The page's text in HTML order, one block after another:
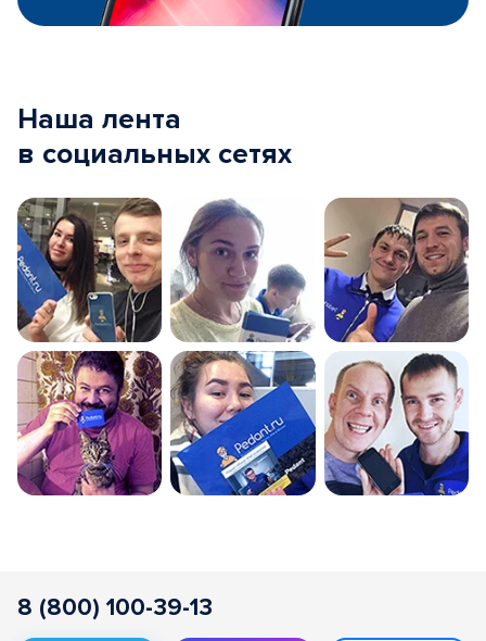
Наша лента
в социальных сетях
8 (800) 100-39-13